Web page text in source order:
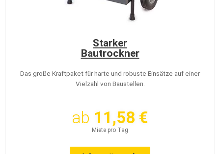
Starker
Bautrockner
Das große Kraftpaket für harte und robuste Einsätze auf einer
Vielzahl von Baustellen.
ab 11,58 €
Miete pro Tag